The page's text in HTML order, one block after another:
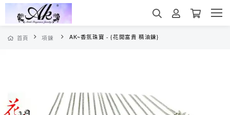
首頁 項鍊 AK~香氛珠寶 - {花開富貴 精油鍊}